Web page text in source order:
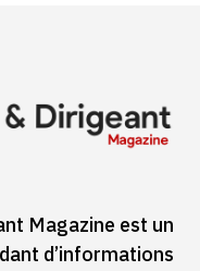
Magazine est un
d’informations